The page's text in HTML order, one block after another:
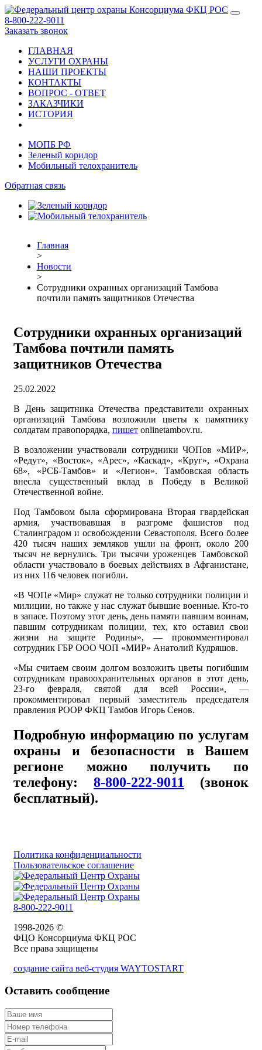
8-800-222-9011
Заказать звонок
ГЛАВНАЯ
УСЛУГИ ОХРАНЫ
НАШИ ПРОЕКТЫ
КОНТАКТЫ
ВОПРОС - ОТВЕТ
ЗАКАЗЧИКИ
ИСТОРИЯ
МОПБ РФ
Зеленый коридор
Мобильный телохранитель
Обратная связь
Главная
>
Новости
>
Сотрудники охранных организаций Тамбова
почтили память защитников Отечества
Сотрудники охранных организаций
Тамбова почтили память
защитников Отечества
25.02.2022
В День защитника Отечества представители охранных
организаций Тамбова возложили цветы к памятнику
солдатам правопорядка, пишет onlinetambov.ru.
В возложении участвовали сотрудники ЧОПов «МИР»,
«Редут», «Восток», «Арес», «Каскад», «Круг», «Охрана
68», «РСБ-Тамбов» и «Легион». Тамбовская область
внесла существенный вклад в Победу в Великой
Отечественной войне.
Под Тамбовом была сформирована Вторая гвардейская
армия, участвовавшая в разгроме фашистов под
Сталинградом и освобождении Севастополя. Всего более
420 тысяч наших земляков ушли на фронт, около 200
тысяч не вернулись. Три тысячи уроженцев Тамбовской
области участвовало в боевых действиях в Афганистане,
из них 116 человек погибли.
«В ЧОПе «Мир» служат не только сотрудники полиции и
милиции, но также у нас служат бывшие военные. Кто-то
в запасе. Поэтому этот день, день памяти павшим воинам,
павшим сотрудникам полиции, тех, кто оставил свои
жизни на защите Родины», — прокомментировал
сотрудник ГБР ООО ЧОП «МИР» Анатолий Кудряшов.
«Мы считаем своим долгом возложить цветы погибшим
сотрудникам правоохранительных органов в этот день,
23-го февраля, святой для всей России», —
прокомментировал первый заместитель председателя
правления РООР ФКЦ Тамбов Игорь Сенов.
Подробную информацию по услугам
охраны и безопасности в Вашем
регионе можно получить по
телефону: 8-800-222-9011 (звонок
бесплатный).
Политика конфиденциальности
Пользовательское соглашение
8-800-222-9011
1998-2026 ©
ФЦО Консорциума ФКЦ РОС
Все права защищены
создание сайта веб-студия WAYTOSTART
Оставить сообщение